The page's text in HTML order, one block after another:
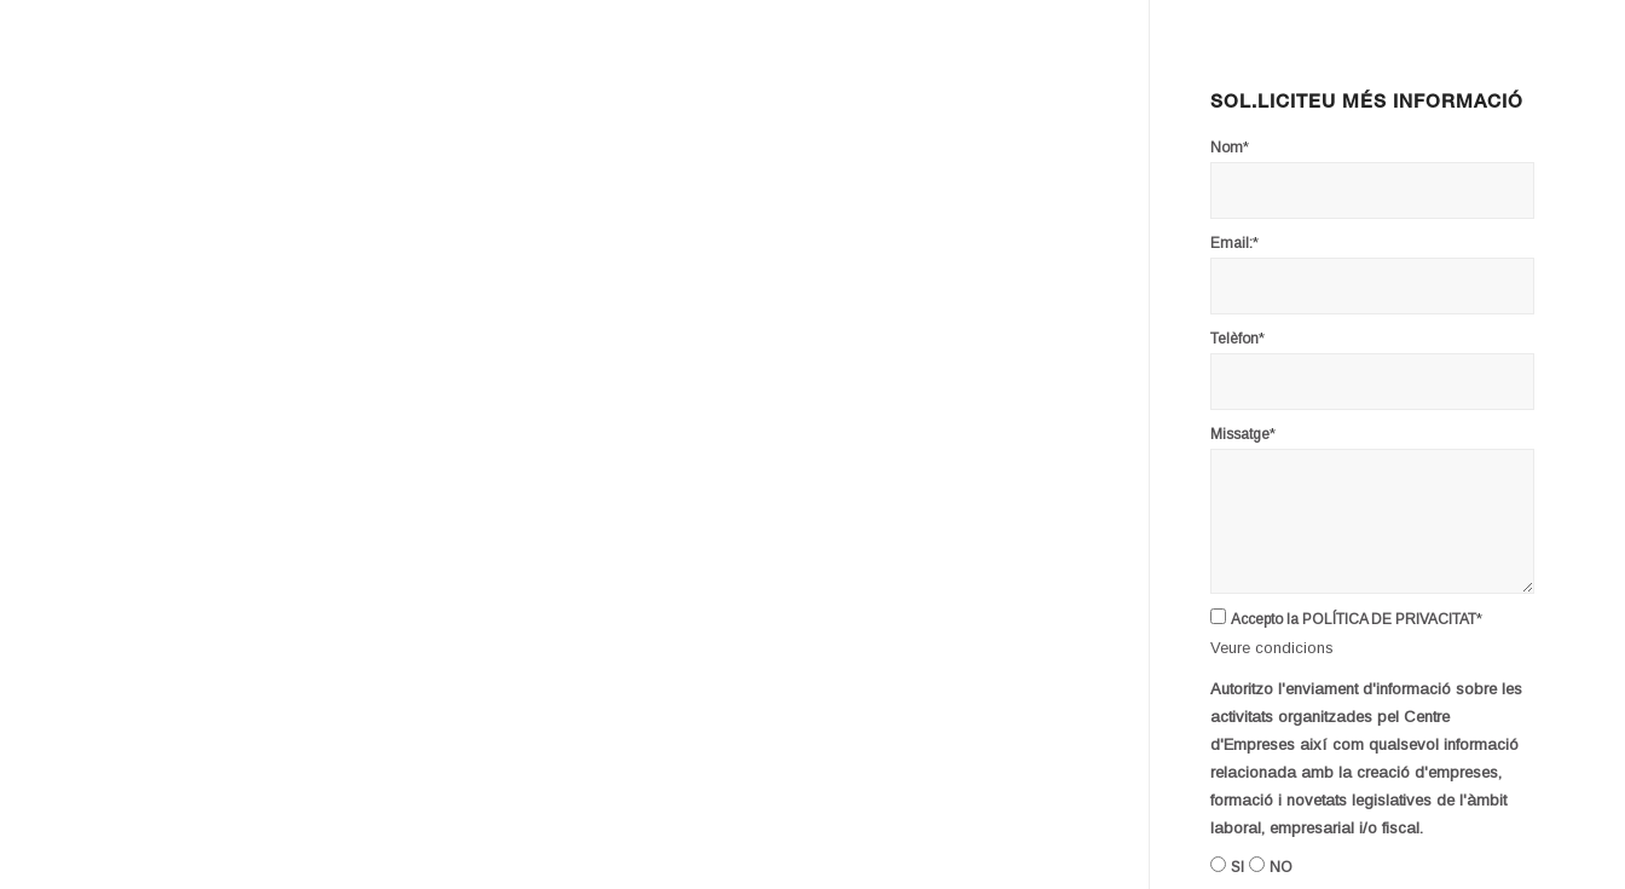
SOL.LICITEU MÉS INFORMACIÓ
Nom*
Email:*
Telèfon*
Missatge*
Accepto la POLÍTICA DE PRIVACITAT*
Veure condicions
Autoritzo l'enviament d'informació sobre les
activitats organitzades pel Centre
d'Empreses així com qualsevol informació
relacionada amb la creació d'empreses,
formació i novetats legislatives de l'àmbit
laboral, empresarial i/o fiscal.
SI NO